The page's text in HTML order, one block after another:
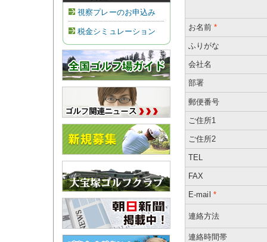
視察プレーのお申込み
税金シミュレーション お名前 *
ふりがな
会社名
部署
郵便番号
ご住所1
ご住所2
TEL
FAX
E-mail *
連絡方法
連絡時間帯